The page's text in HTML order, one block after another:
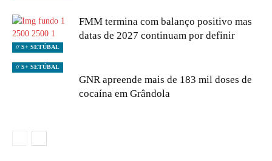
// S+ SETÚBAL
FMM termina com balanço positivo mas
datas de 2027 continuam por definir
// S+ SETÚBAL
GNR apreende mais de 183 mil doses de
cocaína em Grândola